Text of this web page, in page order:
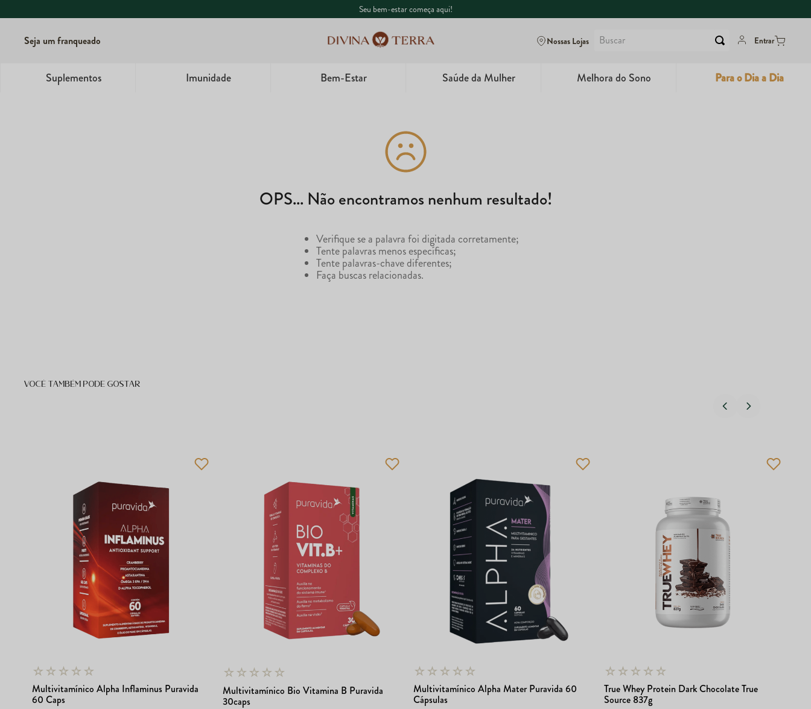
Seu bem-estar começa aqui!
Seja um franqueado Nossas Lojas
Buscar
Entrar
Suplementos Imunidade Bem-Estar Saúde da Mulher Melhora do Sono Para o Dia a Dia
OPS... Não encontramos nenhum resultado!
Verifique se a palavra foi digitada corretamente;
Tente palavras menos específicas;
Tente palavras-chave diferentes;
Faça buscas relacionadas.
VOCÊ TAMBÉM PODE GOSTAR
☆☆☆☆☆
Multivitamínico Alpha Inflaminus Puravida
60 Caps
☆☆☆☆☆
Multivitamínico Bio Vitamina B Puravida
30caps
☆☆☆☆☆
Multivitamínico Alpha Mater Puravida 60
Cápsulas
☆☆☆☆☆
True Whey Protein Dark Chocolate True
Source 837g
Garrafa